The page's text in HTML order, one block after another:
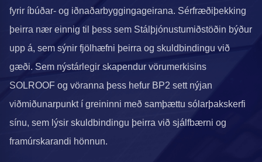
fyrir íbúðar- og iðnaðarbyggingageirana. Sérfræðiþekking
þeirra nær einnig til þess sem Stálþjónustumiðstöðin býður
upp á, sem sýnir fjölhæfni þeirra og skuldbindingu við
gæði. Sem nýstárlegir skapendur vörumerkisins
SOLROOF og vöranna þess hefur BP2 sett nýjan
viðmiðunarpunkt í greininni með samþættu sólarþakskerfi
sínu, sem lýsir skuldbindingu þeirra við sjálfbærni og
framúrskarandi hönnun.